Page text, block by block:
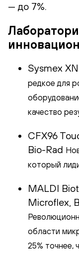
— до 7%.
Sysmex
редкое для
качество
CFX96
Bio-Rad
который
MALDI
Microflex,
области
25% точнее,